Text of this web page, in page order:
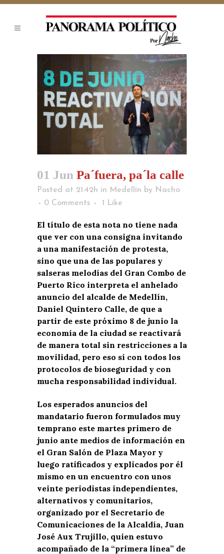
01 Jun Pa´fuera, pa´la calle
Posted at 21:42h in Medellín by Nacho
0 Comments
1 Like
El título de esta nota no tiene nada
que ver con una consigna invitando
a una manifestación de protesta,
sino que una de las populares y
salseras melodías del Gran Combo de
Puerto Rico interpreta el anhelado
anuncio del alcalde de Medellín,
Daniel Quintero Calle, de que a
partir de este próximo 8 de junio la
economía de la ciudad se reactivará
de manera total sin restricciones a la
movilidad, pero eso sí con todos los
protocolos de bioseguridad y con
mucha responsabilidad individual.
Los esperados anuncios del
mandatario fueron formulados muy
temprano este martes primero de
junio ante medios de información en
el Gran Salón de Plaza Mayor y
luego ratificados y explicados por él
mismo en un encuentro con unos
veinte periodistas independientes,
alternativos y comunitarios,
organizado por el Secretario de
Comunicaciones de la Alcaldía, Juan
José Aux Trujillo, quien estuvo
acompañado de la “primera línea” de